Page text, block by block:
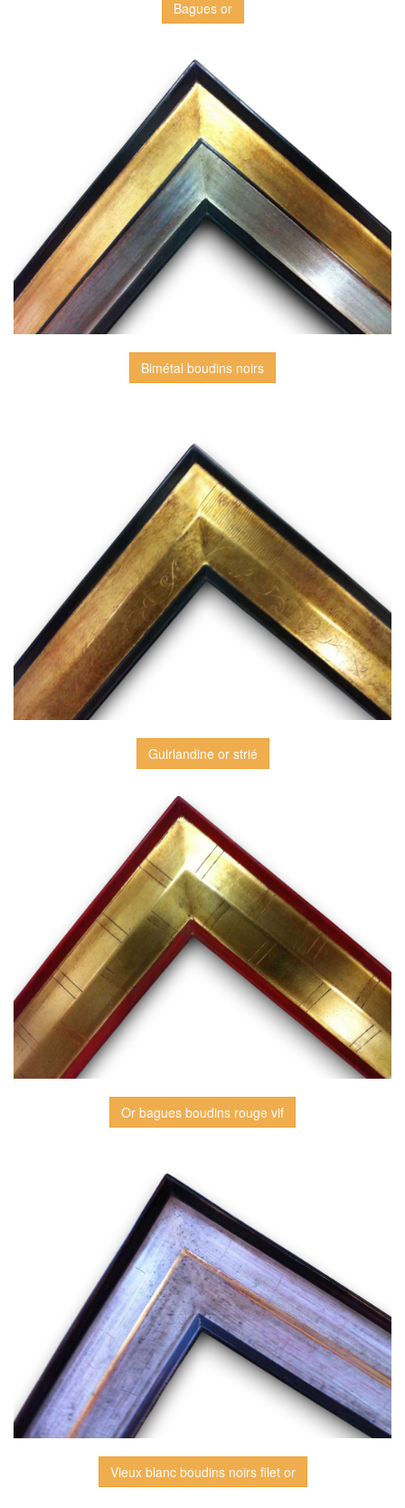
Bagues or
Bimétal boudins noirs
Guirlandine or strié
Or bagues boudins rouge vif
Vieux blanc boudins noirs filet or